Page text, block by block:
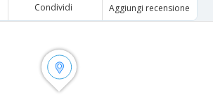
Condividi Aggiungi recensione